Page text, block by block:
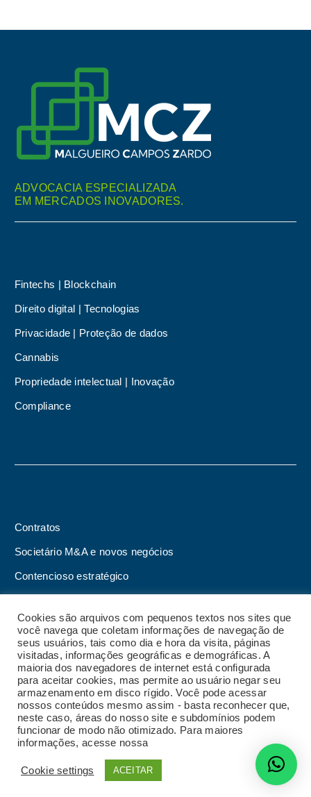
ADVOCACIA ESPECIALIZADA
EM MERCADOS INOVADORES.
Fintechs | Blockchain
Direito digital | Tecnologias
Privacidade | Proteção de dados
Cannabis
Propriedade intelectual | Inovação
Compliance
Contratos
Societário M&A e novos negócios
Contencioso estratégico
Advogado online
Planos de assessoria mensal
2023 Malgueiro Campos Zardo Advocacia |Termos
e condições de uso do site|Política de privacidade
|Código de conduta|Política de privacidade para
Política de gestão de crises e
continuidade de negócios
| Desenvolvido por
Radar do Marketing
Cookies são arquivos com pequenos textos nos sites que
você navega que coletam informações de navegação de
seus usuários, tais como dia e hora da visita, páginas
visitadas, informações geográficas e demográficas. A
maioria dos navegadores de internet está configurada
para aceitar cookies, mas permite ao usuário negar seu
armazenamento em disco rígido. Você pode acessar
nossos conteúdos mesmo assim - basta reconhecer que,
neste caso, áreas do nosso site e subdomínios podem
funcionar de modo não otimizado. Para maiores
informações, acesse nossa
Cookie settings ACEITAR